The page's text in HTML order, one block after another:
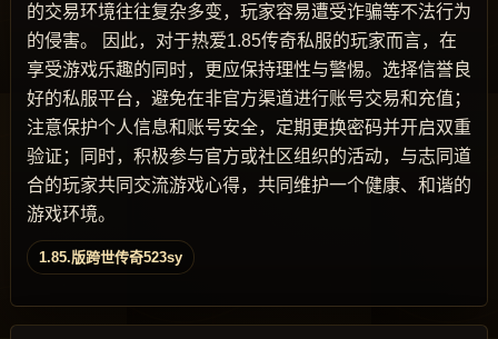
的交易环境往往复杂多变，玩家容易遭受诈骗等不法行为
的侵害。 因此，对于热爱1.85传奇私服的玩家而言，在
享受游戏乐趣的同时，更应保持理性与警惕。选择信誉良
好的私服平台，避免在非官方渠道进行账号交易和充值；
注意保护个人信息和账号安全，定期更换密码并开启双重
验证；同时，积极参与官方或社区组织的活动，与志同道
合的玩家共同交流游戏心得，共同维护一个健康、和谐的
游戏环境。
1.85.版跨世传奇523sy